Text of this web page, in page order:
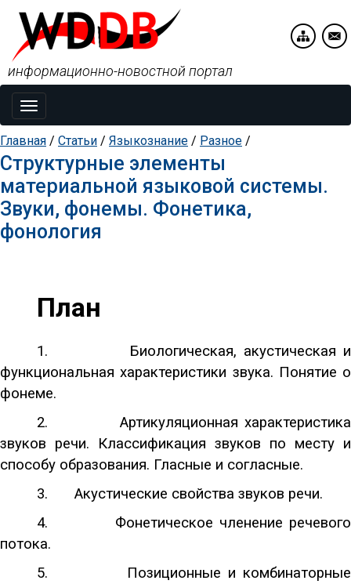
Toggle
navigation
информационно-новостной портал
Главная / Статьи / Языкознание / Разное /
Структурные элементы
материальной языковой системы.
Звуки, фонемы. Фонетика,
фонология
План
1.
Биологическая, акустическая и
функциональная характеристики звука. Понятие о
фонеме.
2.
Артикуляционная характеристика
звуков речи. Классификация звуков по месту и
способу образования. Гласные и согласные.
3.
Акустические свойства звуков речи.
4.
Фонетическое членение речевого
потока.
5.
Позиционные и комбинаторные